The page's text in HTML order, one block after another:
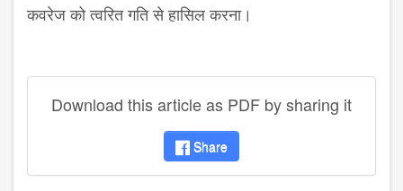
कवरेज को त्वरित गति से हासिल करना।
Download this article as PDF by sharing it
Share